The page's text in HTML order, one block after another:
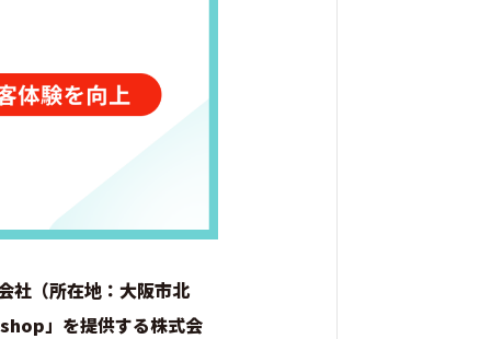
社（所在地：大阪市北
」を提供する株式会